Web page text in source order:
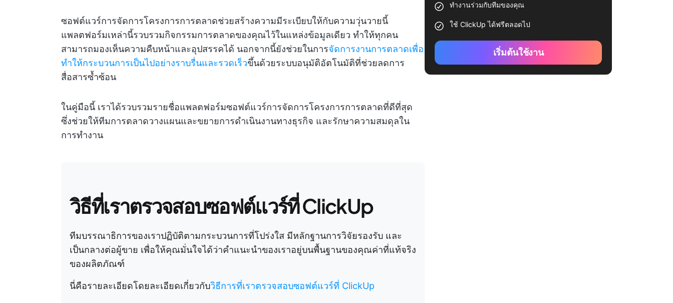
ซอฟต์แวร์การจัดการโครงการการตลาดช่วยสร้างความมีระเบียบให้กับความวุ่นวายนี้
แพลตฟอร์มเหล่านี้รวบรวมกิจกรรมการตลาดของคุณไว้ในแหล่งข้อมูลเดียว ทำให้ทุกคน
สามารถมองเห็นความคืบหน้าและอุปสรรคได้ นอกจากนี้ยังช่วยในการจัดการงานการตลาดเพื่อ
ทำให้กระบวนการเป็นไปอย่างราบรื่นและรวดเร็วขึ้นด้วยระบบอนุมัติอัตโนมัติที่ช่วยลดการ
สื่อสารซ้ำซ้อน
ในคู่มือนี้ เราได้รวบรวมรายชื่อแพลตฟอร์มซอฟต์แวร์การจัดการโครงการการตลาดที่ดีที่สุด
ซึ่งช่วยให้ทีมการตลาดวางแผนและขยายการดำเนินงานทางธุรกิจ และรักษาความสมดุลใน
การทำงาน
วิธีที่เราตรวจสอบซอฟต์แวร์ที่ ClickUp
ทีมบรรณาธิการของเราปฏิบัติตามกระบวนการที่โปร่งใส มีหลักฐานการวิจัยรองรับ และ
เป็นกลางต่อผู้ขาย เพื่อให้คุณมั่นใจได้ว่าคำแนะนำของเราอยู่บนพื้นฐานของคุณค่าที่แท้จริง
ของผลิตภัณฑ์
นี่คือรายละเอียดโดยละเอียดเกี่ยวกับวิธีการที่เราตรวจสอบซอฟต์แวร์ที่ ClickUp
ทำงานร่วมกับทีมของคุณ
ใช้ ClickUp ได้ฟรีตลอดไป
เริ่มต้นใช้งาน